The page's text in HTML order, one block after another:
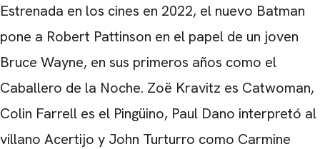
Estrenada en los cines en 2022, el nuevo Batman
pone a Robert Pattinson en el papel de un joven
Bruce Wayne, en sus primeros años como el
Caballero de la Noche. Zoë Kravitz es Catwoman,
Colin Farrell es el Pingüino, Paul Dano interpretó al
villano Acertijo y John Turturro como Carmine